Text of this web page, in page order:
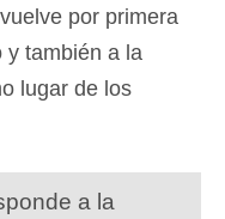
por primera
y también a la
lugar de los
a la